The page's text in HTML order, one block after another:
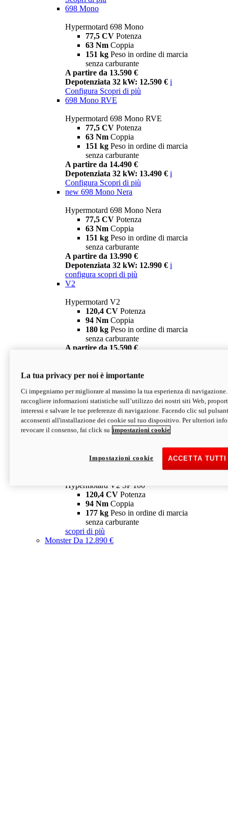
698 Mono
Hypermotard 698 Mono
77,5 CV Potenza
63 Nm Coppia
151 kg Peso in ordine di marcia
senza carburante
A partire da 13.590 €
Depotenziata 32 kW: 12.590 € i
Configura Scopri di più
698 Mono RVE
Hypermotard 698 Mono RVE
77,5 CV Potenza
63 Nm Coppia
151 kg Peso in ordine di marcia
senza carburante
A partire da 14.490 €
Depotenziata 32 kW: 13.490 € i
Configura Scopri di più
new 698 Mono Nera
Hypermotard 698 Mono Nera
77,5 CV Potenza
63 Nm Coppia
151 kg Peso in ordine di marcia
senza carburante
A partire da 13.990 €
Depotenziata 32 kW: 12.990 € i
configura scopri di più
V2
Hypermotard V2
120,4 CV Potenza
94 Nm Coppia
180 kg Peso in ordine di marcia
senza carburante
A partire da 15.590 €
V2 SP
Hypermotard V2 SP
120,4 CVPotenza
94 NmCoppia
177 kgPeso in ordine di marcia
senza carburante
Depotenziata 35 kW: 18.890 € i
configura scopri di più
Hypermotard V2 SP 100
120,4 CV Potenza
94 Nm Coppia
177 kg Peso in ordine di marcia
senza carburante
scopri di più
MonsterDa 12.890 €
La tua privacy per noi è importante
Ci impegniamo per migliorare al massimo la tua esperienza di
raccogliere informazioni statistiche sull’utilizzo dei nostri siti Web,
interessi e salvare le tue preferenze di navigazione. Facendo clic sul
acconsenti all'installazione dei cookie sul tuo dispositivo. Per ulteriori
revocare il consenso, fai click su impostazioni cookie
ACCETTA
Impostazioni cookie